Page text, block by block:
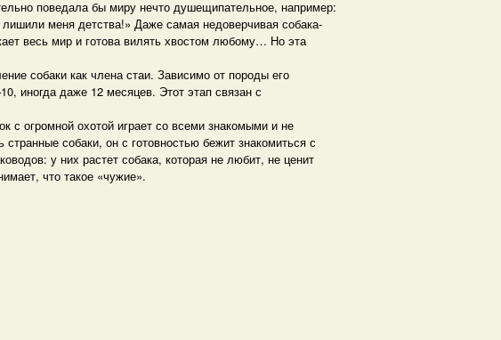
поведала бы миру нечто душещипательное, например:
меня детства!» Даже самая недоверчивая собака-
весь мир и готова вилять хвостом любому… Но эта
собаки как члена стаи. Зависимо от породы его
иногда даже 12 месяцев. Этот этап связан с
с огромной охотой играет со всеми знакомыми и не
собаки, он с готовностью бежит знакомиться с
у них растет собака, которая не любит, не ценит
что такое «чужие».